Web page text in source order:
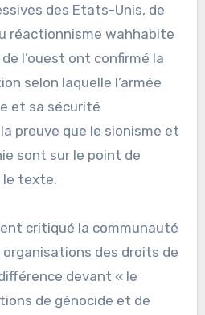
des Etats-Unis, de
réactionnisme wahhabite
l’ouest ont confirmé la
selon laquelle l’armée
et sa sécurité
preuve que le sionisme et
sont sur le point de
le texte.
critiqué la communauté
des droits de
devant « le
de génocide et de